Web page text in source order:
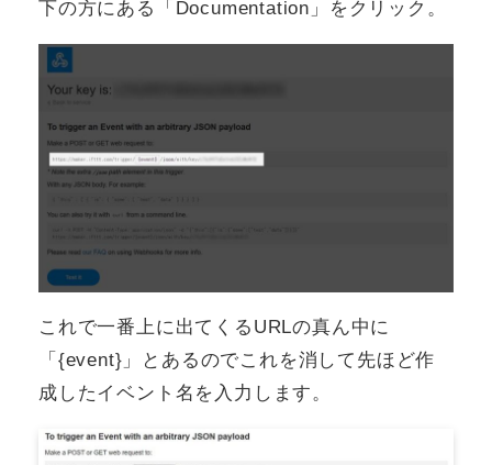
下の方にある「Documentation」をクリック。
これで一番上に出てくるURLの真ん中に
「{event}」とあるのでこれを消して先ほど作
成したイベント名を入力します。